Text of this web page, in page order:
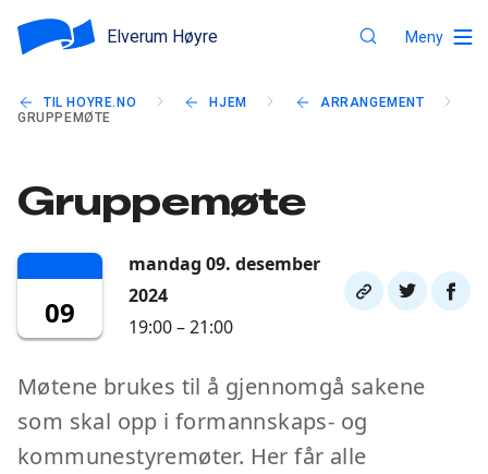
Elverum Høyre Meny
TIL HOYRE.NO HJEM
ARRANGEMENT
GRUPPEMØTE
Gruppemøte
09
mandag 09. desember
2024
19:00 – 21:00
Del
link
Del
på
Del
på
Møtene brukes til å gjennomgå sakene
som skal opp i formannskaps- og
kommunestyremøter. Her får alle